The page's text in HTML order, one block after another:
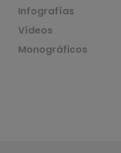
Infografías
Vídeos
Monográficos